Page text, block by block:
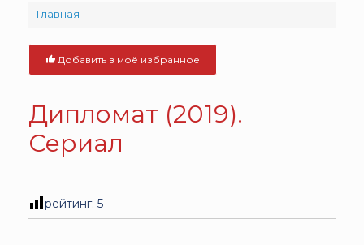
Главная
Добавить в моё избранное
Дипломат (2019).
Сериал
рейтинг: 5